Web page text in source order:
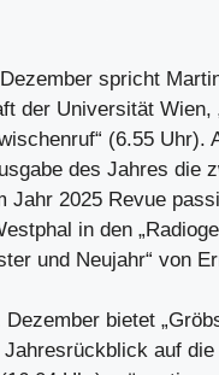
spricht
der Universität Wien,
(6.55 Uhr).
des Jahres die
Jahr 2025 Revue
in den
und Neujahr“ von
bietet
auf